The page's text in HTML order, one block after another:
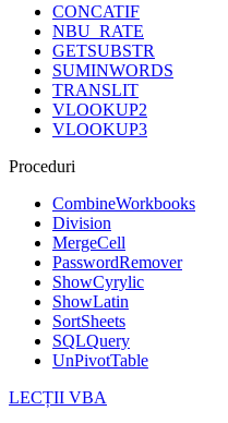
CONCATIF
NBU_RATE
GETSUBSTR
SUMINWORDS
TRANSLIT
VLOOKUP2
VLOOKUP3
Proceduri
CombineWorkbooks
Division
MergeCell
PasswordRemover
ShowCyrylic
ShowLatin
SortSheets
SQLQuery
UnPivotTable
LECȚII VBA